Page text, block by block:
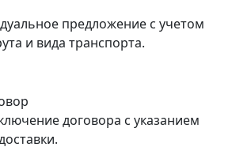
предложение с учетом
и вида транспорта.
договора с указанием